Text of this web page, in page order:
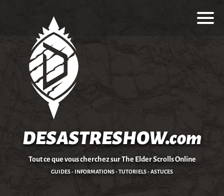
DESASTRESHOW.com
Tout ce que vous cherchez sur The Elder Scrolls Online
GUIDES - INFORMATIONS - TUTORIELS - ASTUCES